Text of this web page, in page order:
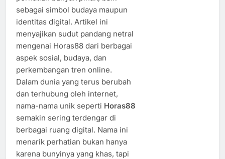
sebagai simbol budaya maupun
identitas digital. Artikel ini
menyajikan sudut pandang netral
mengenai Horas88 dari berbagai
aspek sosial, budaya, dan
perkembangan tren online.
Dalam dunia yang terus berubah
dan terhubung oleh internet,
nama-nama unik seperti Horas88
semakin sering terdengar di
berbagai ruang digital. Nama ini
menarik perhatian bukan hanya
karena bunyinya yang khas, tapi